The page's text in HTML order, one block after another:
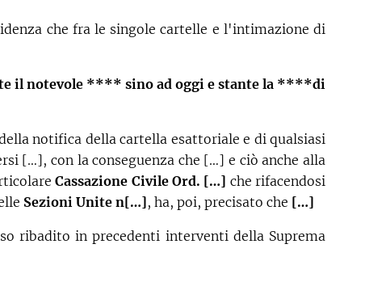
che fra le singole cartelle e l'intimazione di
il notevole **** sino ad oggi e stante la ****di
notifica della cartella esattoriale e di qualsiasi
[…], con la conseguenza che […] e ciò anche alla
Cassazione Civile Ord. […] che rifacendosi
Sezioni Unite n[…], ha, poi, precisato che […]
ribadito in precedenti interventi della Suprema